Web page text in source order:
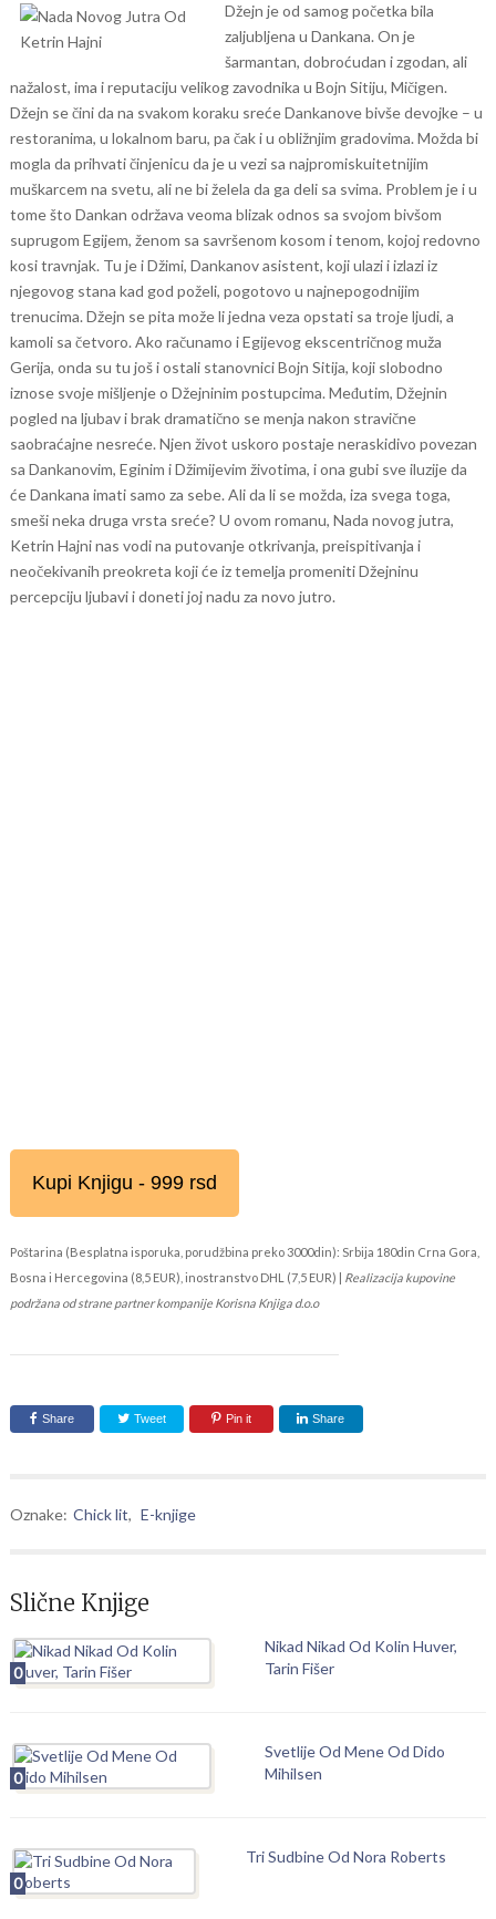
Džejn je od samog početka bila
zaljubljena u Dankana. On je
šarmantan, dobroćudan i zgodan, ali
nažalost, ima i reputaciju velikog zavodnika u Bojn Sitiju, Mičigen.
Džejn se čini da na svakom koraku sreće Dankanove bivše devojke – u
restoranima, u lokalnom baru, pa čak i u obližnjim gradovima. Možda bi
mogla da prihvati činjenicu da je u vezi sa najpromiskuitetnijim
muškarcem na svetu, ali ne bi želela da ga deli sa svima. Problem je i u
tome što Dankan održava veoma blizak odnos sa svojom bivšom
suprugom Egijem, ženom sa savršenom kosom i tenom, kojoj redovno
kosi travnjak. Tu je i Džimi, Dankanov asistent, koji ulazi i izlazi iz
njegovog stana kad god poželi, pogotovo u najnepogodnijim
trenucima. Džejn se pita može li jedna veza opstati sa troje ljudi, a
kamoli sa četvoro. Ako računamo i Egijevog ekscentričnog muža
Gerija, onda su tu još i ostali stanovnici Bojn Sitija, koji slobodno
iznose svoje mišljenje o Džejninim postupcima. Međutim, Džejnin
pogled na ljubav i brak dramatično se menja nakon stravične
saobraćajne nesreće. Njen život uskoro postaje neraskidivo povezan
sa Dankanovim, Eginim i Džimijevim životima, i ona gubi sve iluzije da
će Dankana imati samo za sebe. Ali da li se možda, iza svega toga,
smeši neka druga vrsta sreće? U ovom romanu, Nada novog jutra,
Ketrin Hajni nas vodi na putovanje otkrivanja, preispitivanja i
neočekivanih preokreta koji će iz temelja promeniti Džejninu
percepciju ljubavi i doneti joj nadu za novo jutro.
Kupi Knjigu - 999 rsd
Poštarina (Besplatna isporuka, porudžbina preko 3000din): Srbija 180din Crna Gora,
Bosna i Hercegovina (8,5 EUR), inostranstvo DHL (7,5 EUR) | Realizacija kupovine
podržana od strane partner kompanije Korisna Knjiga d.o.o
Share Tweet Pin it Share
Oznake: Chick lit, E-knjige
Slične Knjige
0
Nikad Nikad Od Kolin Huver,
Tarin Fišer
0
Svetlije Od Mene Od Dido
Mihilsen
0
Tri Sudbine Od Nora Roberts